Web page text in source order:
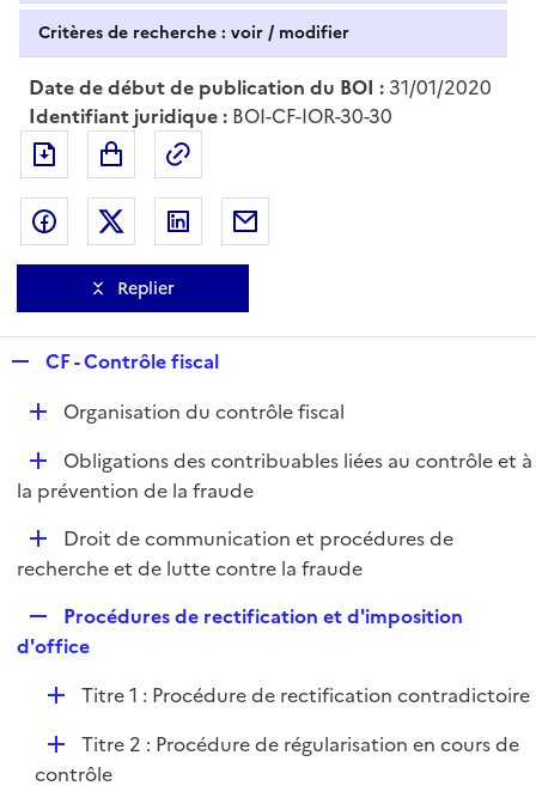
Critères de recherche : voir / modifier
Date de début de publication du BOI : 31/01/2020
Identifiant juridique : BOI-CF-IOR-30-30
Exporter le document au format pdf
Partager sur Facebook
Partager sur Twitter
Partager sur LinkedIn
Replier
p
l
i
e
r
CF - Contrôle fiscal
D
l
r
Organisation du contrôle fiscal
D
é
i
r
Obligations des contribuables liées au contrôle et à
la prévention de la fraude
D
é
i
e
r
Droit de communication et procédures de
recherche et de lutte contre la fraude
e
l
i
e
r
Procédures de rectification et d'imposition
d'office
D
l
Titre 1 : Procédure de rectification contradictoire
D
é
Titre 2 : Procédure de régularisation en cours de
contrôle